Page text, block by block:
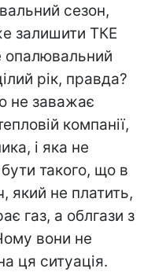
сезон,
залишити ТКЕ
опалювальний
рік, правда?
не заважає
компанії,
і яка не
такого, що в
який не платить,
газ, а облгази з
вони не
ця ситуація.